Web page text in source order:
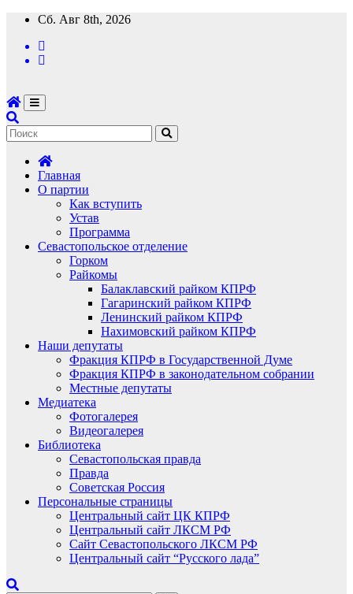
Перейти
содержимому
Сб. Авг 8th, 2026
Главная
О партии
Как вступить
Устав
Программа
Севастопольское отделение
Горком
Райкомы
Балаклавский райком КПРФ
Гагаринский райком КПРФ
Ленинский райком КПРФ
Нахимовский райком КПРФ
Наши депутаты
Фракция КПРФ в Государственной Думе
Фракция КПРФ в законодательном собрании
Местные депутаты
Медиатека
Фотогалерея
Видеогалерея
Библиотека
Севастопольская правда
Правда
Советская Россия
Персональные страницы
Центральный сайт ЦК КПРФ
Центральный сайт ЛКСМ РФ
Сайт Севастопольского ЛКСМ РФ
Центральный сайт “Русского лада”